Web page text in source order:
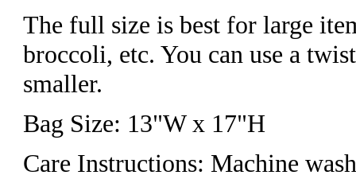
The full size is best for large
broccoli, etc. You can use a
smaller.
Bag Size: 13"W x 17"H
Care Instructions: Machine